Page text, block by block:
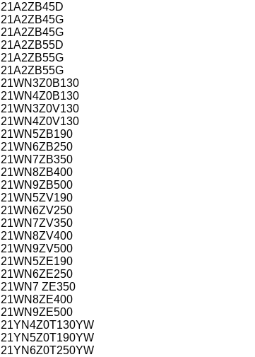
21A2ZB45D
21A2ZB45G
21A2ZB45G
21A2ZB55D
21A2ZB55G
21A2ZB55G
21WN3Z0B130
21WN4Z0B130
21WN3Z0V130
21WN4Z0V130
21WN5ZB190
21WN6ZB250
21WN7ZB350
21WN8ZB400
21WN9ZB500
21WN5ZV190
21WN6ZV250
21WN7ZV350
21WN8ZV400
21WN9ZV500
21WN5ZE190
21WN6ZE250
21WN7 ZE350
21WN8ZE400
21WN9ZE500
21YN4Z0T130YW
21YN5Z0T190YW
21YN6Z0T250YW